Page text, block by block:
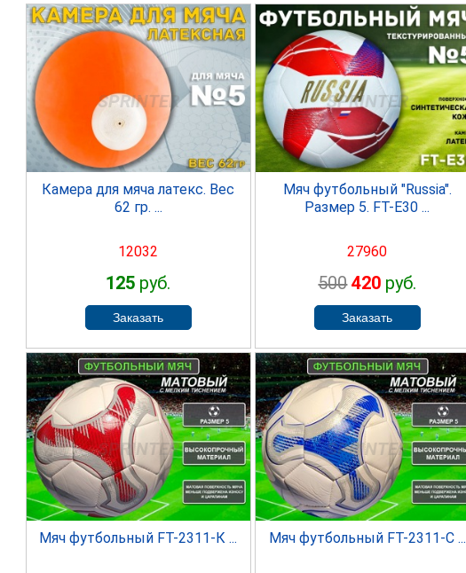
SPRINTER
Камера для мяча латекс. Вес
62 гр. ...
12032
125 руб.
SPRINTER
Мяч футбольный "Russia".
Размер 5. FT-E30 ...
27960
500 420 руб.
SPRINTER
Мяч футбольный FT-2311-К ...
SPRINTER
Мяч футбольный FT-2311-С ...